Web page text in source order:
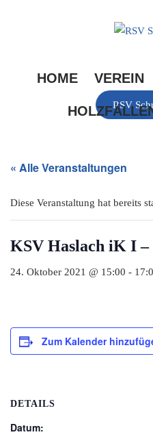
HOME VEREIN
RSV
« Alle Veranstaltungen
Diese Veranstaltung hat bereits
KSV Haslach iK I –
24. Oktober 2021 @ 15:00 -
Zum Kalender
DETAILS
Datum: